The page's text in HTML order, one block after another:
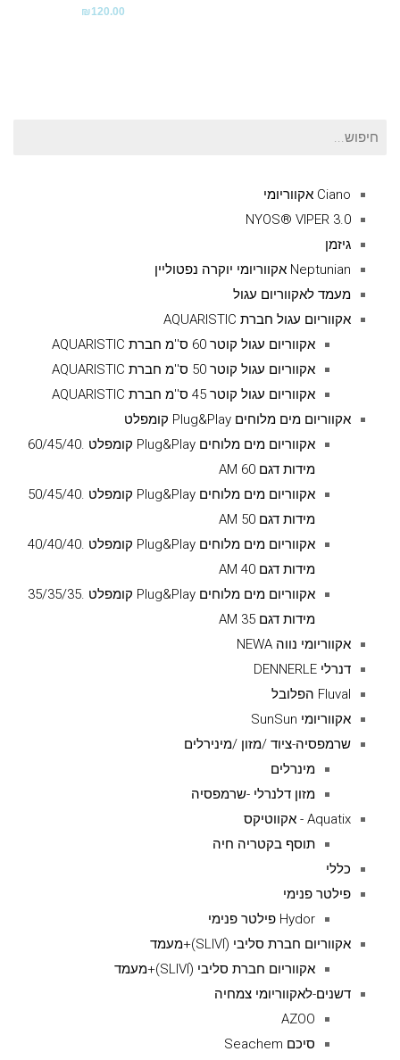
₪120.00
חיפוש
Ciano אקווריומי
NYOS® VIPER 3.0
גיזמן
Neptunian אקווריומי יוקרה נפטוליין
מעמד לאקווריום עגול
אקווריום עגול חברת AQUARISTIC
אקווריום עגול קוטר 60 ס''מ חברת AQUARISTIC
אקווריום עגול קוטר 50 ס''מ חברת AQUARISTIC
אקווריום עגול קוטר 45 ס''מ חברת AQUARISTIC
אקווריום מים מלוחים Plug&Play קומפלט
אקווריום מים מלוחים Plug&Play קומפלט .60/45/40
מידות דגם AM 60
אקווריום מים מלוחים Plug&Play קומפלט .50/45/40
מידות דגם AM 50
אקווריום מים מלוחים Plug&Play קומפלט .40/40/40
מידות דגם AM 40
אקווריום מים מלוחים Plug&Play קומפלט .35/35/35
מידות דגם AM 35
אקווריומי נווה NEWA
דנרלי DENNERLE
Fluval הפלובל
אקווריומי SunSun
שרמפסיה-ציוד /מזון /מינירלים
מינרלים
מזון דלנרלי -שרמפסיה
Aquatix - אקווטיקס
תוסף בקטריה חיה
כללי
פילטר פנימי
Hydor פילטר פנימי
אקווריום חברת סליבי (SLIVIׂׂ)+מעמד
אקווריום חברת סליבי (SLIVIׂׂ)+מעמד
דשנים-לאקווריומי צמחיה
AZOO
סיכם Seachem